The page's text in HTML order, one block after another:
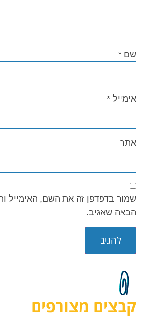
שם *
אימייל *
אתר
שמור בדפדפן זה את השם, האימייל
הבאה שאגיב.
קבצים מצורפים